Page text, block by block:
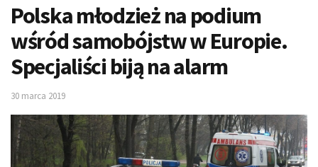
Polska młodzież na podium
wśród samobójstw w Europie.
Specjaliści biją na alarm
30 marca 2019